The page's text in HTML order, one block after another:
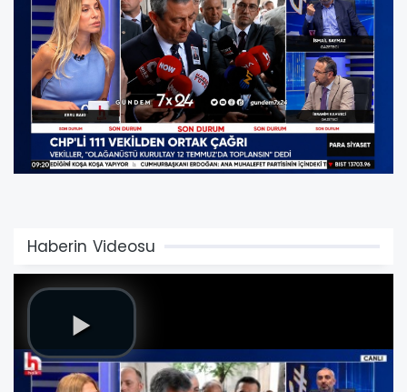
Haberin Videosu